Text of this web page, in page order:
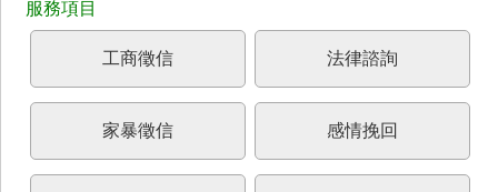
工商徵信 法律諮詢
家暴徵信 感情挽回